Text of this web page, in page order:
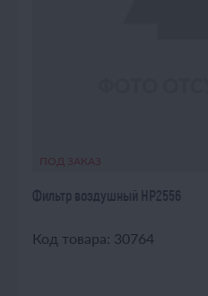
ПОД ЗАКАЗ
Фильтр воздушный НР2556
Код товара: 30764